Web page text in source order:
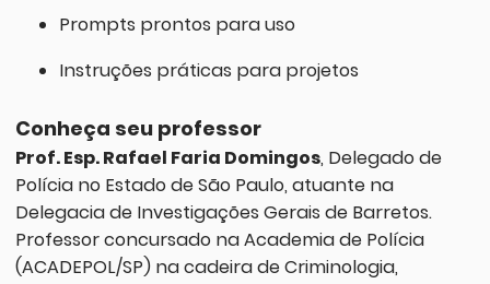
Prompts prontos para uso
Instruções práticas para projetos
Conheça seu professor
Prof. Esp. Rafael Faria Domingos, Delegado de
Polícia no Estado de São Paulo, atuante na
Delegacia de Investigações Gerais de Barretos.
Professor concursado na Academia de Polícia
(ACADEPOL/SP) na cadeira de Criminologia,